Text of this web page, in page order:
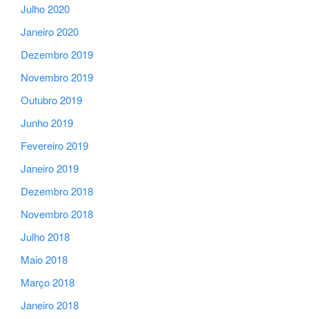
Julho 2020
Janeiro 2020
Dezembro 2019
Novembro 2019
Outubro 2019
Junho 2019
Fevereiro 2019
Janeiro 2019
Dezembro 2018
Novembro 2018
Julho 2018
Maio 2018
Março 2018
Janeiro 2018